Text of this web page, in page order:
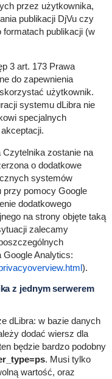
przez użytkownika,
publikacji DjVu czy
formatach publikacji (w
3 art. 173 Prawa
do zapewnienia
użytkownik.
systemu dLibra nie
specjalnych
zostanie na
o dodatkowe
systemów
przy pomocy Google
dodatkowego
na strony objęte taką
zalecamy
Google Analytics:
).
z jednym serwerem
dLibra: w bazie danych
dodać wiersz dla
będzie bardzo podobny
. Musi tylko
wartość, oraz